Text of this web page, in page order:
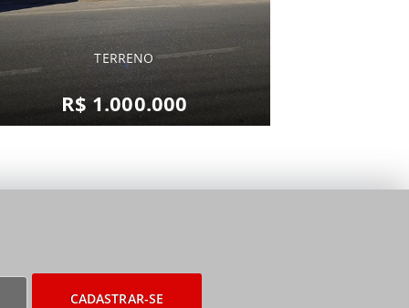
TERRENO
R$ 1.000.000
CADASTRAR-SE